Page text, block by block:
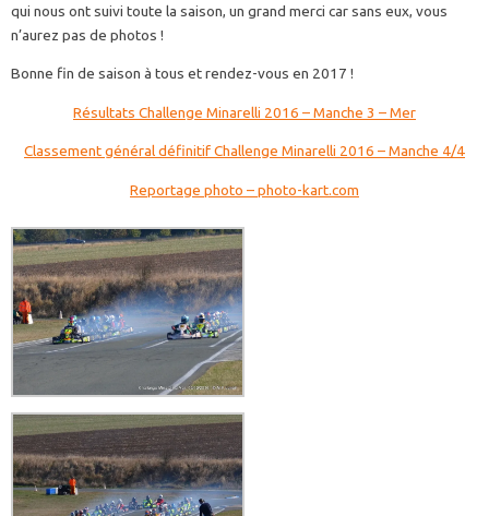
qui nous ont suivi toute la saison, un grand merci car sans eux, vous
n’aurez pas de photos !
Bonne fin de saison à tous et rendez-vous en 2017 !
Résultats Challenge Minarelli 2016 – Manche 3 – Mer
Classement général définitif Challenge Minarelli 2016 – Manche 4/4
Reportage photo – photo-kart.com